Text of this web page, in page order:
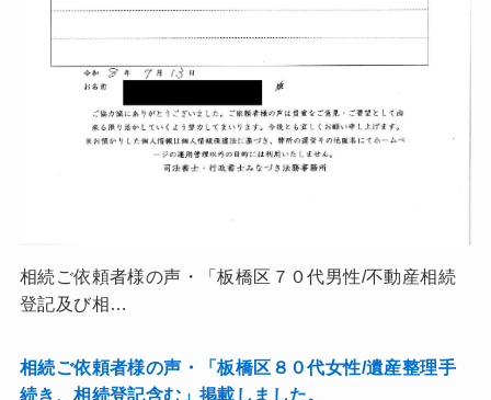
相続ご依頼者様の声・「板橋区７０代男性/不動産相続
登記及び相…
相続ご依頼者様の声・「板橋区８０代女性/遺産整理手
続き、相続登記含む」掲載しました。